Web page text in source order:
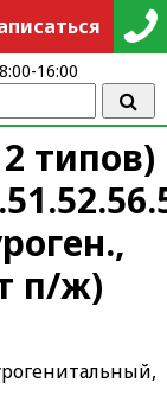
типов)
п/ж)
16:00